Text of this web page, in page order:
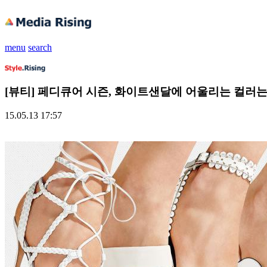
menu search
[뷰티] 페디큐어 시즌, 화이트샌달에 어울리는 컬러
15.05.13 17:57